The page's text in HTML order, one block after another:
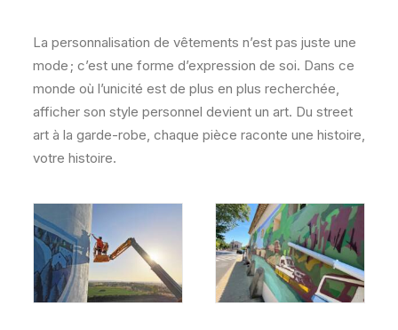
La personnalisation de vêtements n’est pas juste une
mode ; c’est une forme d’expression de soi. Dans ce
monde où l’unicité est de plus en plus recherchée,
afficher son style personnel devient un art. Du street
art à la garde-robe, chaque pièce raconte une histoire,
votre histoire.